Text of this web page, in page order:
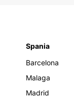
Spania
Barcelona
Malaga
Madrid